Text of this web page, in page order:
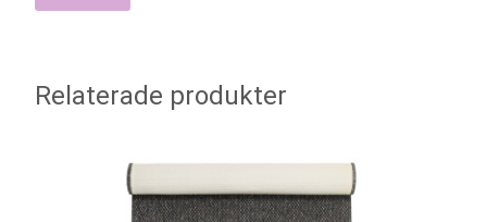
Relaterade produkter